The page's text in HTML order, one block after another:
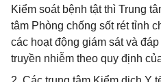
Kiểm soát bệnh tật thì Trung
tâm Phòng chống sốt rét tỉnh
các hoạt động giám sát và
truyền nhiễm theo quy định